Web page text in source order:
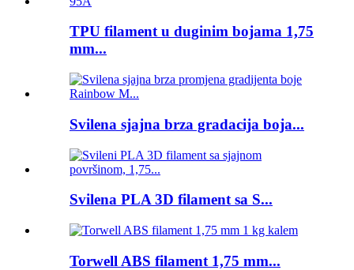
TPU filament u duginim bojama 1,75
mm...
Svilena sjajna brza gradacija boja...
Svilena PLA 3D filament sa S...
Torwell ABS filament 1,75 mm...